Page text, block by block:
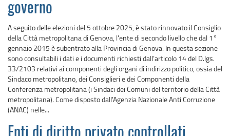
governo
A seguito delle elezioni del 5 ottobre 2025, è stato rinnovato il Consiglio
della Città metropolitana di Genova, l'ente di secondo livello che dal 1°
gennaio 2015 è subentrato alla Provincia di Genova. In questa sezione
sono consultabili i dati e i documenti richiesti dall’articolo 14 del D.lgs.
33/2103 relativi ai componenti degli organi di indirizzo politico, ossia del
Sindaco metropolitano, dei Consiglieri e dei Componenti della
Conferenza metropolitana (i Sindaci dei Comuni del territorio della Città
metropolitana). Come disposto dall'Agenzia Nazionale Anti Corruzione
(ANAC) nelle...